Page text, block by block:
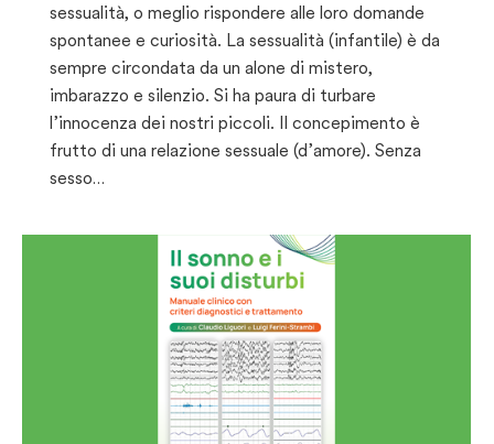
sessualità, o meglio rispondere alle loro domande
spontanee e curiosità. La sessualità (infantile) è da
sempre circondata da un alone di mistero,
imbarazzo e silenzio. Si ha paura di turbare
l’innocenza dei nostri piccoli. Il concepimento è
frutto di una relazione sessuale (d’amore). Senza
sesso…